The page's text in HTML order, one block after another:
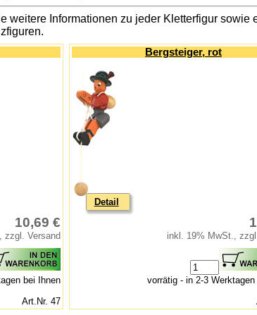
weitere Informationen zu jeder Kletterfigur sowie
10,69 €
zzgl. Versand
bei Ihnen
Art.Nr. 47
Bergsteiger, rot
Detail
inkl. 19% MwSt.,
vorrätig - in 2-3